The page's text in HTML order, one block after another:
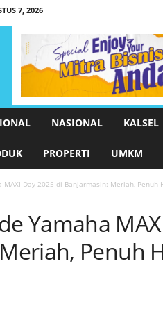
7, 2026
NASIONAL KALSEL
PROPERTI UMKM
MAXI Day 2025 di Banjarmasin: Meriah, Penuh
Yamaha
Penuh